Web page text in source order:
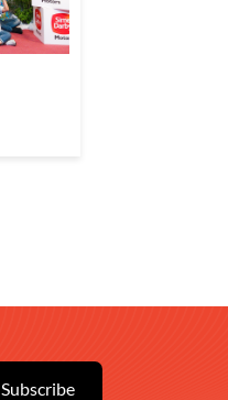
Subscribe